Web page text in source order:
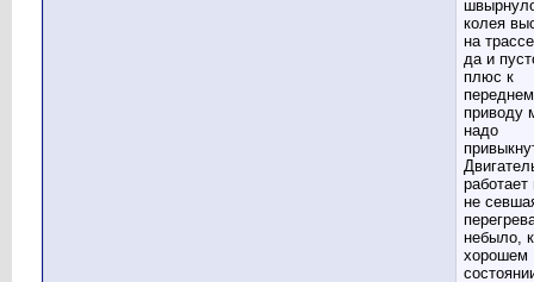
колея
на
да и
плюс к
приводу
надо
работает
не
небыло,
хорошем